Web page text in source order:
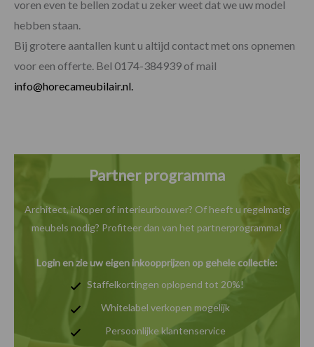
voren even te bellen zodat u zeker weet dat we uw model
hebben staan.
Bij grotere aantallen kunt u altijd contact met ons opnemen
voor een offerte. Bel 0174-384939 of mail
info@horecameubilair.nl.
Partner programma
Architect, inkoper of interieurbouwer? Of heeft u regelmatig
meubels nodig? Profiteer dan van het partnerprogramma!
Login en zie uw eigen inkoopprijzen op gehele collectie:
Staffelkortingen oplopend tot 20%!
Whitelabel verkopen mogelijk
Persoonlijke klantenservice